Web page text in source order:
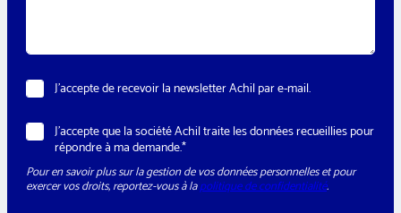
N
e
w
s
e
t
t
J’accepte de recevoir la newsletter Achil par e-mail.
R
G
D
*
J’accepte que la société Achil traite les données recueillies pour
répondre à ma demande.*
Pour en savoir plus sur la gestion de vos données personnelles et pour
exercer vos droits, reportez-vous à lapolitique de confidentialité.